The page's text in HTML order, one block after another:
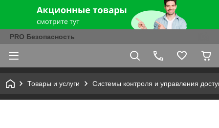
PRO Безопасность
Товары и услуги Системы контроля и управления